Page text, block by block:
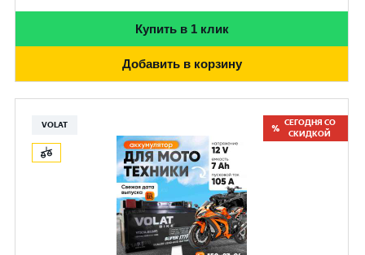
Купить в 1 клик
Добавить в корзину
VOLAT
СЕГОДНЯ СО
СКИДКОЙ